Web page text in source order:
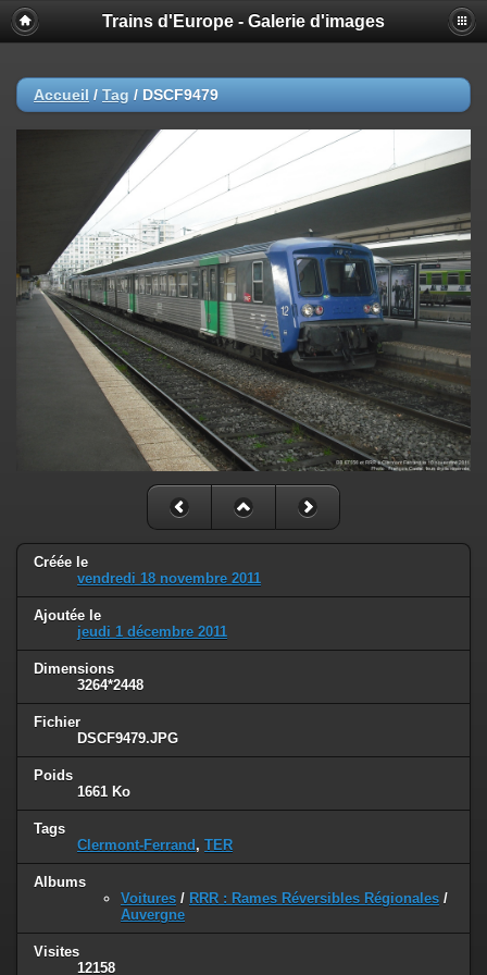
Trains d'Europe - Galerie d'images
Accueil / Tag / DSCF9479
Créée le
vendredi 18 novembre 2011
Ajoutée le
jeudi 1 décembre 2011
Dimensions
3264*2448
Fichier
DSCF9479.JPG
Poids
1661 Ko
Tags
Clermont-Ferrand , TER
Albums
Voitures / RRR : Rames Réversibles Régionales /
Auvergne
Visites
12158